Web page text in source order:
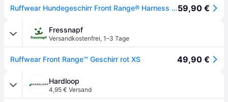
Ruffwear Hundegeschirr Front Range® Harness red canyon, Gr. XS, Brustumfang: ca. 43 - 56 cm59,90 €
Fressnapf
Versandkostenfrei, 1–3 Tage
Ruffwear Front Range™ Geschirr rot XS 49,90 €
Hardloop
4,95 € Versand